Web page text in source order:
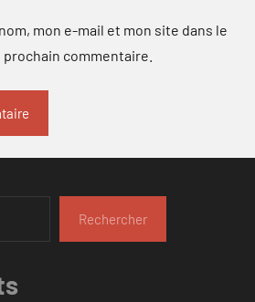
mon e-mail et mon site dans le
commentaire.
Rechercher